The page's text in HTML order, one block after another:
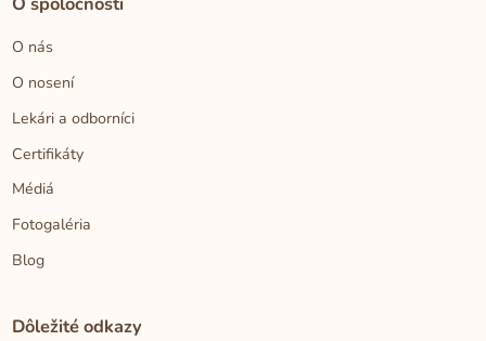
O nás
O nosení
Lekári a odborníci
Certifikáty
Médiá
Fotogaléria
Blog
Dôležité odkazy